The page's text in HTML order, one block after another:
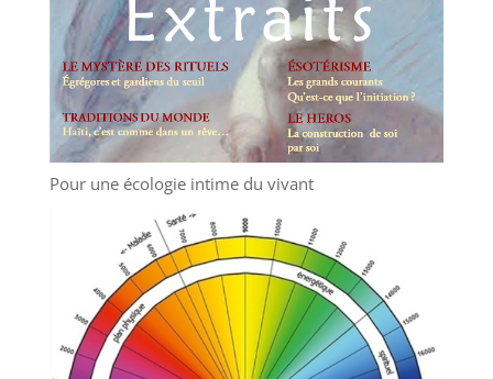
Pour une écologie intime du vivant